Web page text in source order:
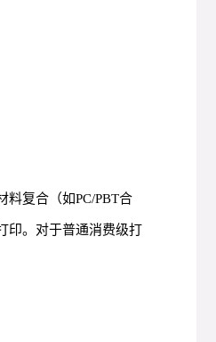
料复合（如PC/PBT合
印。对于普通消费级打